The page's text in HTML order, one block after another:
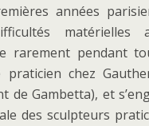
années
matérielles
rarement pendant
praticien chez
de Gambetta), et
des sculpteurs